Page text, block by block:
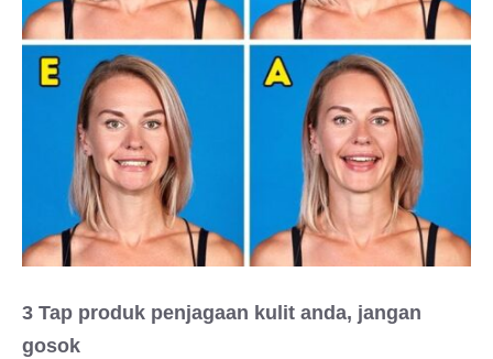
3 Tap produk penjagaan kulit anda, jangan
gosok